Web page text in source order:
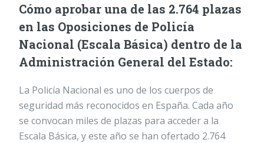
Cómo aprobar una de las 2.764 plazas
en las Oposiciones de Policía
Nacional (Escala Básica) dentro de la
Administración General del Estado:
La Policía Nacional es uno de los cuerpos de
seguridad más reconocidos en España. Cada año
se convocan miles de plazas para acceder a la
Escala Básica, y este año se han ofertado 2.764